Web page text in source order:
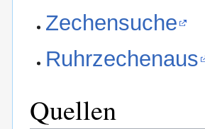
Zechensuche
Ruhrzechenaus
Quellen